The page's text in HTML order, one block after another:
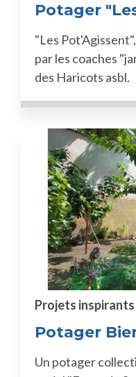
Potager
"Les
par les coaches
des Haricots asbl.
Potager
Projets inspirants
Un potager